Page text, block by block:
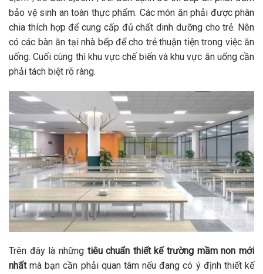
bảo vệ sinh an toàn thực phẩm. Các món ăn phải được phân
chia thích hợp để cung cấp đủ chất dinh dưỡng cho trẻ. Nên
có các bàn ăn tại nhà bếp để cho trẻ thuận tiện trong việc ăn
uống. Cuối cùng thì khu vực chế biến và khu vực ăn uống cần
phải tách biệt rõ ràng.
Trên đây là những tiêu chuẩn thiết kế trường mầm non mới
nhấtmà bạn cần phải quan tâm nếu đang có ý định thiết kế